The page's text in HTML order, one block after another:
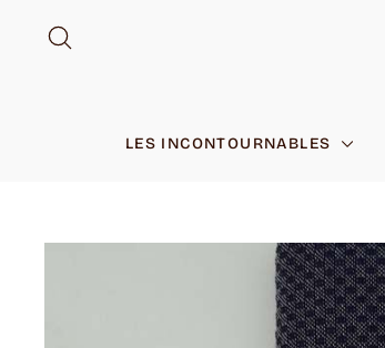
LES INCONTOURNABLES